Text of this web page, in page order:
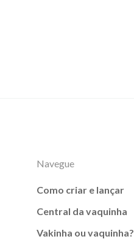
Navegue
Como criar e lançar
Central da vaquinha
Vakinha ou vaquinha?